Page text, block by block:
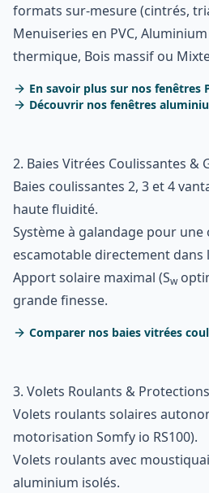
formats sur-mesure (cintrés,
Menuiseries en PVC,
thermique, Bois massif ou
En savoir plus sur nos fenêtres
Découvrir nos fenêtres
2. Baies Vitrées Coulissantes &
Baies coulissantes 2, 3 et 4
haute fluidité.
Système à galandage pour
escamotable directement dans
Apport solaire maximal (Sw
grande finesse.
Comparer nos baies vitrées
3. Volets Roulants &
Volets roulants solaires
motorisation Somfy io RS100).
Volets roulants avec
aluminium isolés.